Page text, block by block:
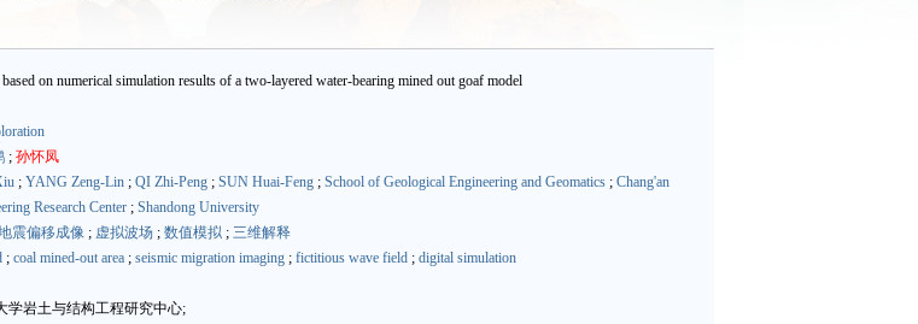
on numerical simulation results of a two-layered water-bearing mined out goaf model
; 孙怀凤
; YANG Zeng-Lin ; QI Zhi-Peng ; SUN Huai-Feng ; School of Geological Engineering and Geomatics ; Chang'an
Research Center ; Shandong University
震偏移成像 ; 虚拟波场 ; 数值模拟 ; 三维解释
; coal mined-out area ; seismic migration imaging ; fictitious wave field ; digital simulation
学岩土与结构工程研究中心;